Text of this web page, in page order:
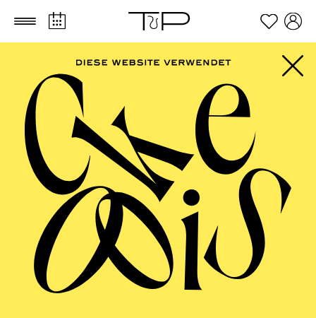
Zum Hauptinhalt springen Zum Footer springen
FILTER
SEPTEMBER 2026
PHILHARMONIE ESSEN
Friday
04.09.2026
20:00 - 23:00
Alfried Krupp Saal